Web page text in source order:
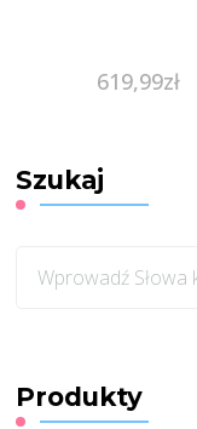
619,99zł
Szukaj
czegoś?
Produkty